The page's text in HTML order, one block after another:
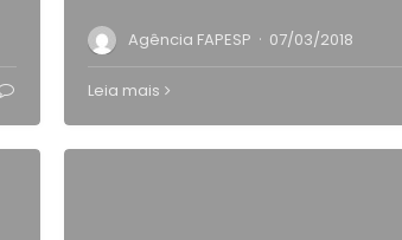
Agência FAPESP · 07/03/2018
Leia mais